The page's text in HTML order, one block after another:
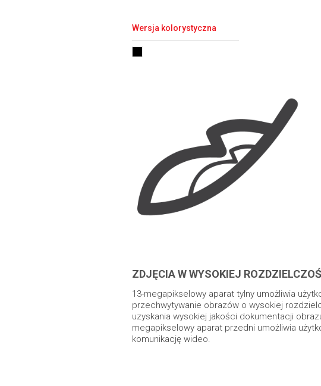
Wersja kolorystyczna
ZDJĘCIA W WYSOKIEJ
13-megapikselowy aparat tylny umożliwia
przechwytywanie obrazów o wysokiej
uzyskania wysokiej jakości dokumentacji
megapikselowy aparat przedni umożliwia
komunikację wideo.